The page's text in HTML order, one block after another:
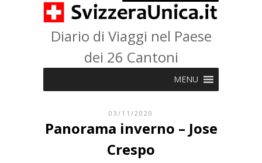
Diario di Viaggi nel Paese
dei 26 Cantoni
MENU
03/11/2020
Panorama inverno – Jose
Crespo